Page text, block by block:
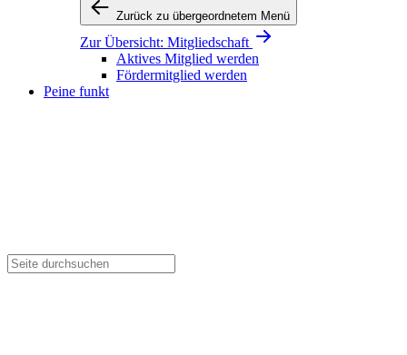
Zurück zu übergeordnetem Menü
Zur Übersicht: Mitgliedschaft
Aktives Mitglied werden
Fördermitglied werden
Peine funkt